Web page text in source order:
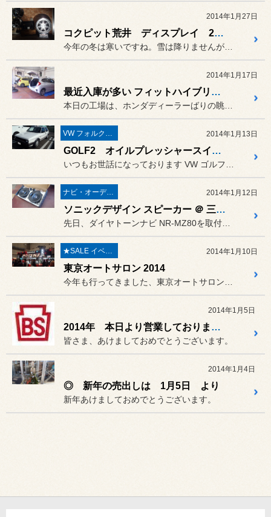
2014年1月27日
コクピット荒井 ディスプレイ 2014
2014年1月17日
最近入庫が多い フィットハイブリッド です！
VW フォルクスワーゲン 2014年1月13日
GOLF2 オイルプレッシャースイッチ交換修理
ナビ・オーディオ・電装品 2014年1月12日
ソニックデザイン スピーカー ＠ 三菱 D:5
★SALE イベント★ 2014年1月10日
東京オートサロン 2014
2014年1月5日
2014年 本日より営業しております。
皆さま、あけましておめでとうございます。
2014年1月4日
◎ 新年の売出しは 1月5日 より
新年あけましておめでとうございます。